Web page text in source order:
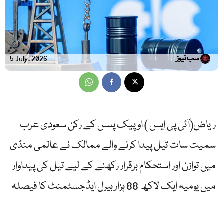
5 July, 2026 سب نیوز
ریاض(آئی پی ایس ) اوپیک پلس کے رکن سعودی عرب
سمیت سات تیل پیدا کرنے والے ممالک نے عالمی منڈی
میں توازن اور استحکام برقرار رکھنے کے لیے تیل کی پیداوار
میں یومیہ ایک لاکھ 88 ہزار بیرل ایڈجسٹمنٹ کا فیصلہ